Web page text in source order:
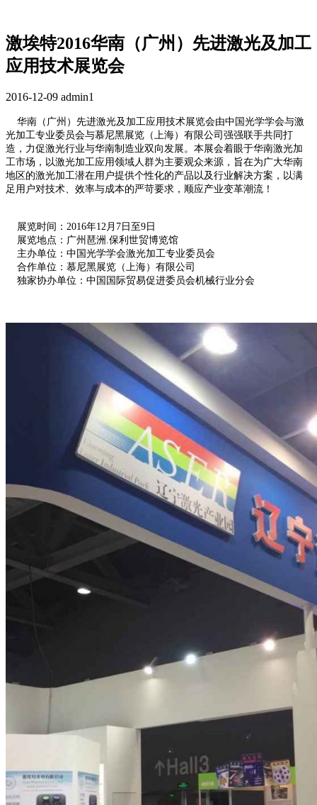
激埃特2016华南（广州）先进激光及加工
应用技术展览会
2016-12-09 admin1
华南（广州）先进激光及加工应用技术展览会由中国光学学会与激
光加工专业委员会与慕尼黑展览（上海）有限公司强强联手共同打
造，力促激光行业与华南制造业双向发展。本展会着眼于华南激光加
工市场，以激光加工应用领域人群为主要观众来源，旨在为广大华南
地区的激光加工潜在用户提供个性化的产品以及行业解决方案，以满
足用户对技术、效率与成本的严苛要求，顺应产业变革潮流！
展览时间：2016年12月7日至9日
展览地点：广州琶洲.保利世贸博览馆
主办单位：中国光学学会激光加工专业委员会
合作单位：慕尼黑展览（上海）有限公司
独家协办单位：中国国际贸易促进委员会机械行业分会